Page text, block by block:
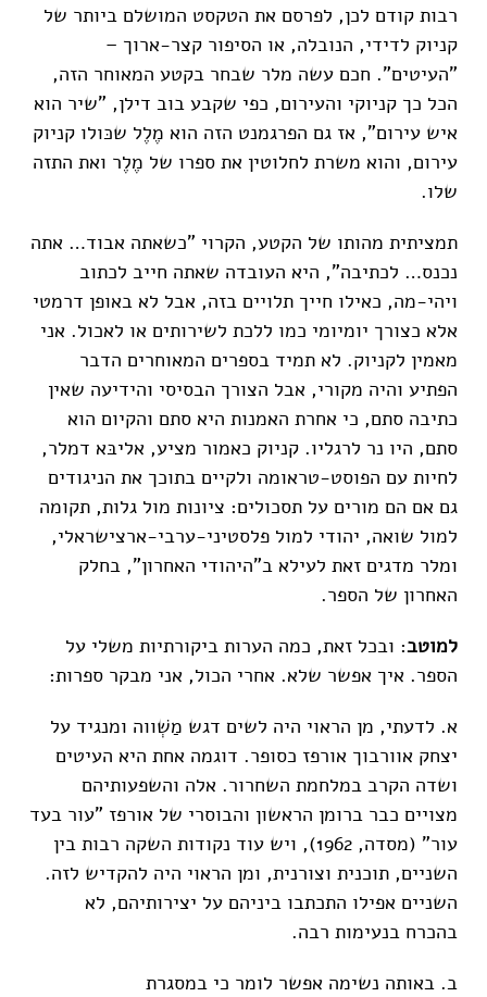
רבות קודם לכן, לפרסם את הטקסט המושלם ביותר של
קניוק לדידי, הנובלה, או הסיפור קצר-ארוך –
"העיטים". חכם עשה מלר שבחר בקטע המאוחר הזה,
הכל כך קניוקי והעירום, כפי שקבע בוב דילן, "שיר הוא
איש עירום", אז גם הפרגמנט הזה הוא מֶלֶל שכּולו קניוק
עירום, והוא משרת לחלוטין את ספרו של מֶלֶר ואת התזה
שלו.
תמציתית מהותו של הקטע, הקרוי "כשאתה אבוד… אתה
נכנס… לכתיבה", היא העובדה שאתה חייב לכתוב
ויהי-מה, כאילו חייך תלויים בזה, אבל לא באופן דרמטי
אלא כצורך יומיומי כמו ללכת לשירותים או לאכול. אני
מאמין לקניוק. לא תמיד בספרים המאוחרים הדבר
הפתיע והיה מקורי, אבל הצורך הבסיסי והידיעה שאין
כתיבה סתם, כי אחרת האמנות היא סתם והקיום הוא
סתם, היו נר לרגליו. קניוק כאמור מציע, אליבּא דמלר,
לחיות עם הפוסט-טראומה ולקיים בתוכך את הניגודים
גם אם הם מורים על תסכולים: ציונות מול גלות, תקומה
למול שואה, יהודי למול פלסטיני-ערבי-ארצישראלי,
ומלר מדגים זאת לעילא ב"היהודי האחרון", בחלק
האחרון של הספר.
למוטב: ובכל זאת, כמה הערות ביקורתיות משלי על
הספר. איך אפשר שלא. אחרי הכול, אני מבקר ספרות:
א. לדעתי, מן הראוי היה לשים דגש מַשְׁווה ומנגיד על
יצחק אוורבוך אורפז כסופר. דוגמה אחת היא העיטים
ושדה הקרב במלחמת השחרור. אלה והשפעותיהם
מצויים כבר ברומן הראשון והבוסרי של אורפז "עור בעד
עור" (מסדה, 1962), ויש עוד נקודות השקה רבות בין
השניים, תוכנית וצורנית, ומן הראוי היה להקדיש לזה.
השניים אפילו התכתבו ביניהם על יצירותיהם, לא
בהכרח בנעימות רבה.
ב. באותה נשימה אפשר לומר כי במסגרת